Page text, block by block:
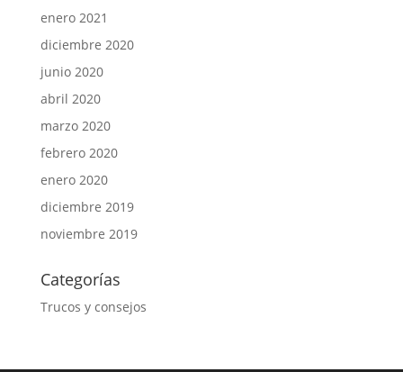
enero 2021
diciembre 2020
junio 2020
abril 2020
marzo 2020
febrero 2020
enero 2020
diciembre 2019
noviembre 2019
Categorías
Trucos y consejos